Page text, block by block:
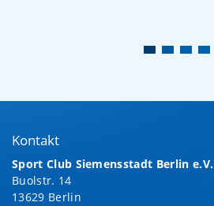
Kontakt
Sport Club Siemensstadt Berlin e.V.
Buolstr. 14
13629 Berlin